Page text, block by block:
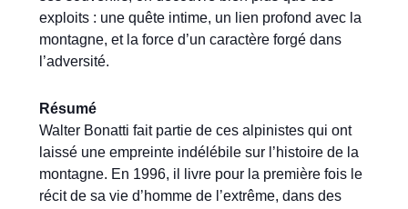
exploits : une quête intime, un lien profond avec la
montagne, et la force d’un caractère forgé dans
l’adversité.
Résumé
Walter Bonatti fait partie de ces alpinistes qui ont
laissé une empreinte indélébile sur l’histoire de la
montagne. En 1996, il livre pour la première fois le
récit de sa vie d’homme de l’extrême, dans des